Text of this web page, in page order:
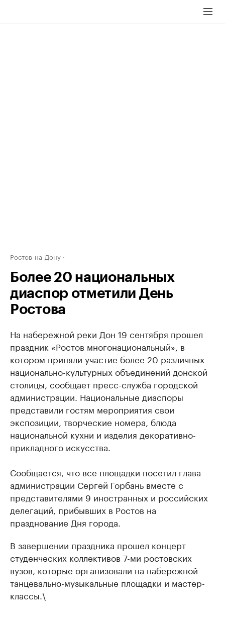
Ростов-на-Дону
Более 20 национальных
диаспор отметили День
Ростова
На набережной реки Дон 19 сентября прошел
праздник «Ростов многонациональный», в
котором приняли участие более 20 различных
национально-культурных объединений донской
столицы, сообщает пресс-служба городской
администрации. Национальные диаспоры
представили гостям мероприятия свои
экспозиции, творческие номера, блюда
национальной кухни и изделия декоративно-
прикладного искусства.
Сообщается, что все площадки посетил глава
администрации Сергей Горбань вместе с
представителями 9 иностранных и российских
делегаций, прибывших в Ростов на
празднование Дня города.
В завершении праздника прошел концерт
студенческих коллективов 7-ми ростовских
вузов, которые организовали на набережной
танцевально-музыкальные площадки и мастер-
классы.\